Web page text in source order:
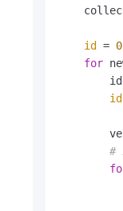
id = 0
for
id
#